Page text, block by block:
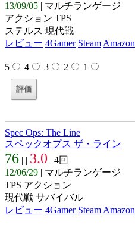
13/09/05 | マルチランゲージ
アクション TPS
ステルス 現代戦
レビュー 4Gamer Steam Amazon
5 4 3 2 1
Spec Ops: The Line
スペックオプス ザ・ライン
76 | | 3.0 | 4回
12/06/29 | マルチランゲージ
TPS アクション
現代戦 サバイバル
レビュー 4Gamer Steam Amazon